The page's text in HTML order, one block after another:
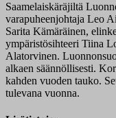
Saamelaiskäräjiltä
varapuheenjohtaja Leo
Sarita Kämäräinen,
ympäristösihteeri Tiina
Alatorvinen.
alkaen säännöllisesti.
kahden vuoden tauko.
tulevana vuonna.